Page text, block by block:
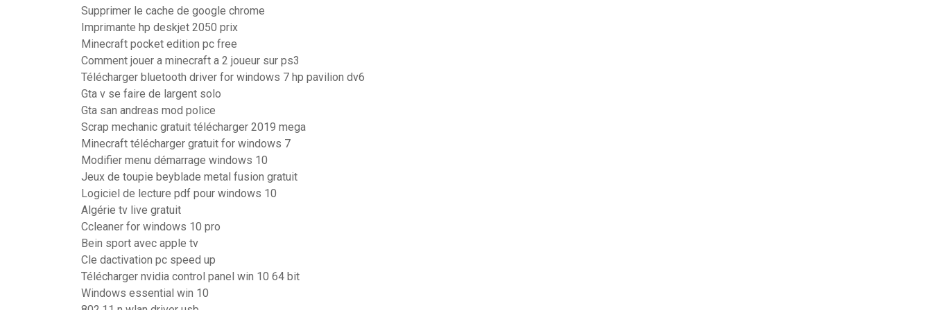
Supprimer le cache de google chrome
Imprimante hp deskjet 2050 prix
Minecraft pocket edition pc free
Comment jouer a minecraft a 2 joueur sur ps3
Télécharger bluetooth driver for windows 7 hp pavilion dv6
Gta v se faire de largent solo
Gta san andreas mod police
Scrap mechanic gratuit télécharger 2019 mega
Minecraft télécharger gratuit for windows 7
Modifier menu démarrage windows 10
Jeux de toupie beyblade metal fusion gratuit
Logiciel de lecture pdf pour windows 10
Algérie tv live gratuit
Ccleaner for windows 10 pro
Bein sport avec apple tv
Cle dactivation pc speed up
Télécharger nvidia control panel win 10 64 bit
Windows essential win 10